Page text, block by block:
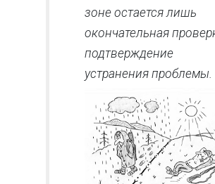
зоне остается лишь
окончательная
подтверждение
устранения проблемы.